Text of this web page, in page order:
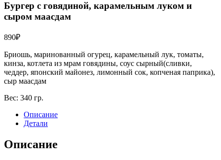
Бургер с говядиной, карамельным луком и
сыром маасдам
890₽
Бриошь, маринованный огурец, карамельный лук, томаты,
кинза, котлета из мрам говядины, соус сырный(сливки,
чеддер, японский майонез, лимонный сок, копченая паприка),
сыр маасдам
Вес: 340 гр.
Описание
Детали
Описание